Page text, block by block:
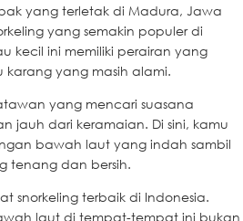
yang terletak di Madura, Jawa
yang semakin populer di
kecil ini memiliki perairan yang
karang yang masih alami.
yang mencari suasana
jauh dari keramaian. Di sini, kamu
bawah laut yang indah sambil
tenang dan bersih.
snorkeling terbaik di Indonesia.
laut di tempat-tempat ini bukan